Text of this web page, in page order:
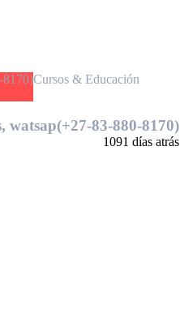
Cursos & Educación
83-880-8170)
1091 días atrás